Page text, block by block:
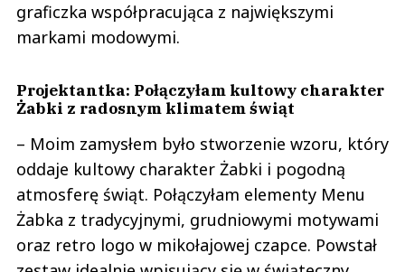
graficzka współpracująca z największymi
markami modowymi.
Projektantka: Połączyłam kultowy charakter
Żabki z radosnym klimatem świąt
– Moim zamysłem było stworzenie wzoru, który
oddaje kultowy charakter Żabki i pogodną
atmosferę świąt. Połączyłam elementy Menu
Żabka z tradycyjnymi, grudniowymi motywami
oraz retro logo w mikołajowej czapce. Powstał